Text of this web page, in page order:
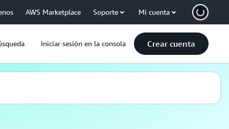
AWS Marketplace Soporte Mi cuenta
Iniciar sesión en la consola Crear cuenta